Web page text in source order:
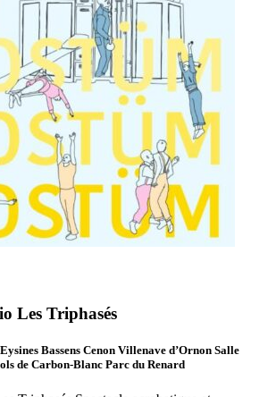
Les Triphasés
Bassens Cenon Villenave d’Ornon Salle
de Carbon-Blanc Parc du Renard